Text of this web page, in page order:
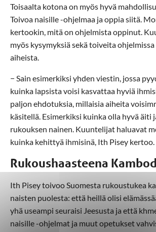
Toisaalta kotona on myös hyvä
Toivoa naisille -ohjelmaa ja oppia siitä.
kertookin, mitä on ohjelmista oppinut.
myös kysymyksiä sekä toiveita
aiheista.
− Sain esimerkiksi yhden viestin, jossa
kuinka lapsista voisi kasvattaa hyviä
paljon ehdotuksia, millaisia aiheita
käsitellä. Esimerkiksi kuinka olla hyvä äiti
rukouksen nainen. Kuuntelijat haluavat
kuinka kehittyä ihmisinä, Ith Pisey kertoo.
Rukoushaasteena
Ith Pisey toivoo Suomesta rukoustukea
naisten puolesta: että heillä olisi
yhä useampi seuraisi Jeesusta ja että
naisille -ohjelmat ja muut opetukset